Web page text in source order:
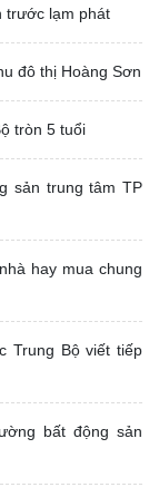
Văn Thế: Người
đô thị Hoàng Sơn
tròn 5 tuổi
sản trung tâm TP
hay mua chung